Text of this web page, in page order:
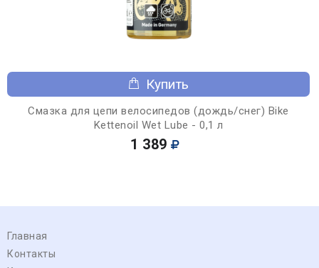
Купить
Смазка для цепи велосипедов (дождь/снег) Bike
Kettenoil Wet Lube - 0,1 л
1 389
Главная
Контакты